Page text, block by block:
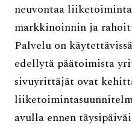
neuvontaa
markkinoinnin ja
Palvelu on
edellytä päätoimista
sivuyrittäjät ovat
avulla ennen